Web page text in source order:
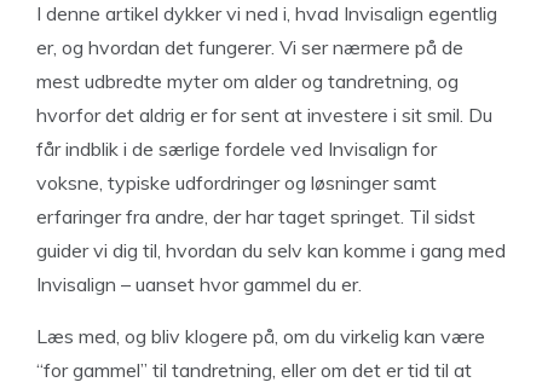
I denne artikel dykker vi ned i, hvad Invisalign egentlig
er, og hvordan det fungerer. Vi ser nærmere på de
mest udbredte myter om alder og tandretning, og
hvorfor det aldrig er for sent at investere i sit smil. Du
får indblik i de særlige fordele ved Invisalign for
voksne, typiske udfordringer og løsninger samt
erfaringer fra andre, der har taget springet. Til sidst
guider vi dig til, hvordan du selv kan komme i gang med
Invisalign – uanset hvor gammel du er.
Læs med, og bliv klogere på, om du virkelig kan være
“for gammel” til tandretning, eller om det er tid til at